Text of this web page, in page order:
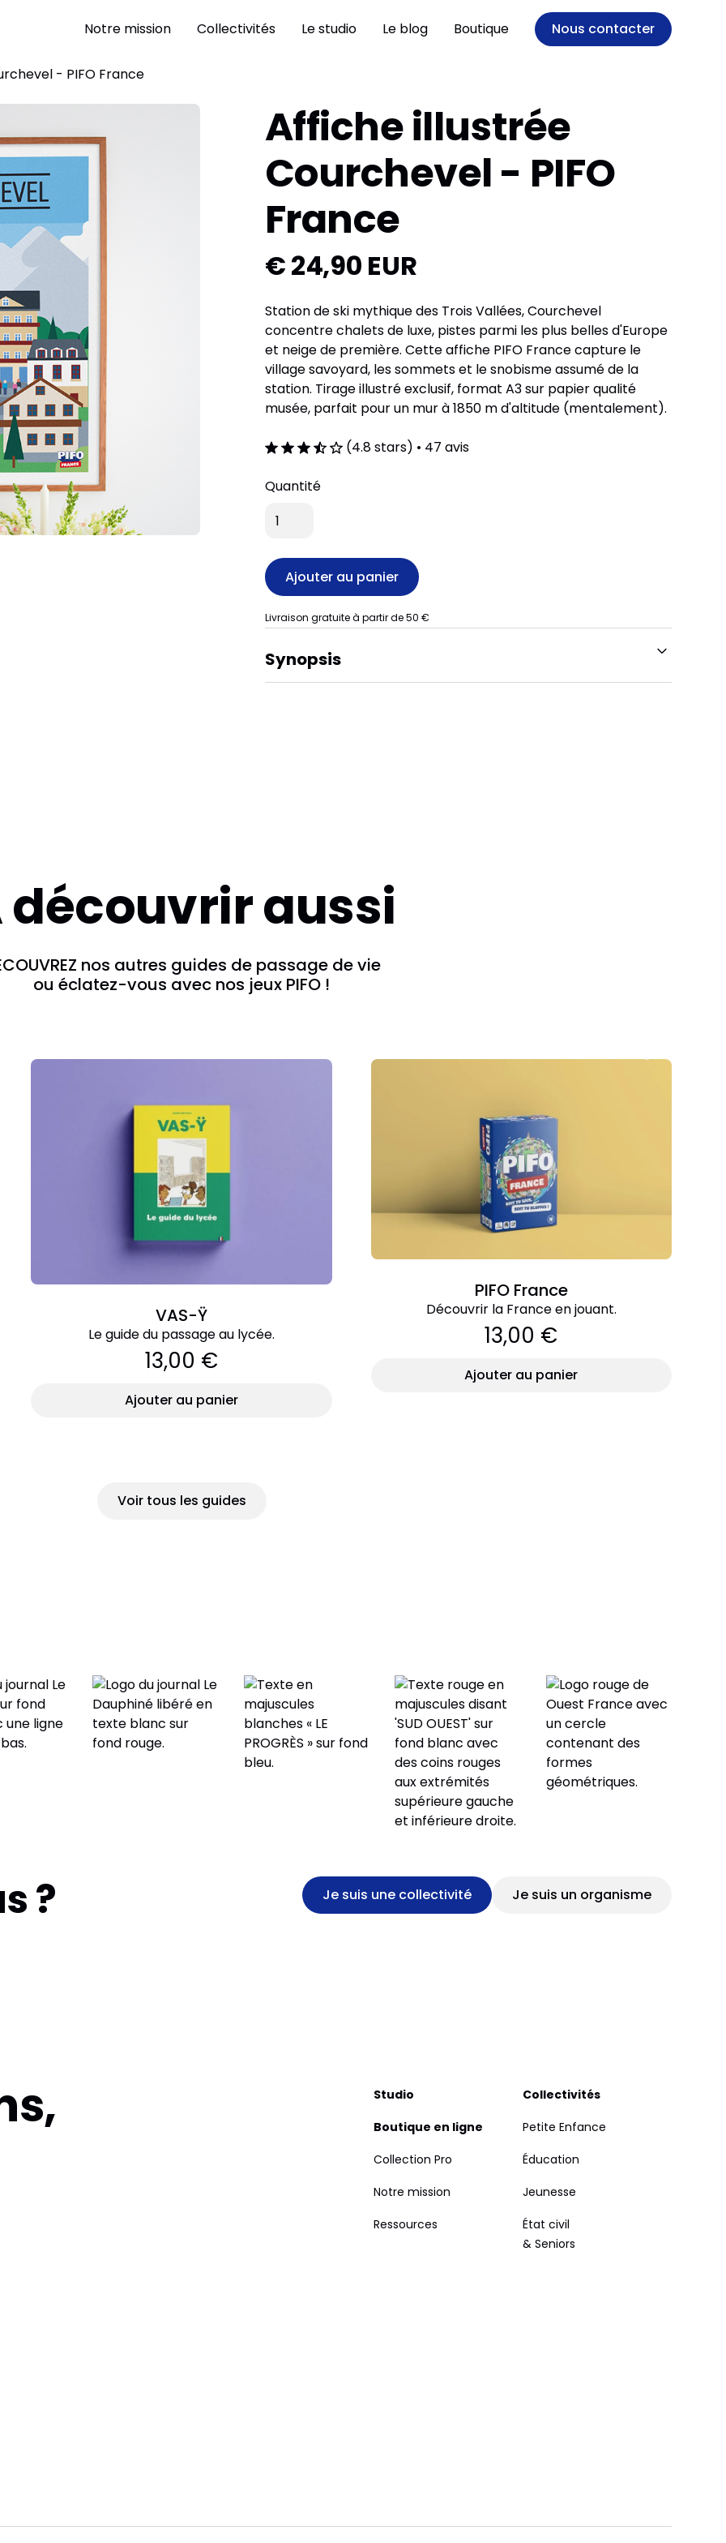
Notre mission Collectivités Le studio Le blog Boutique Nous contacter
- PIFO France
Affiche illustrée
Courchevel - PIFO
France
€ 24,90 EUR
Station de ski mythique des Trois Vallées, Courchevel
concentre chalets de luxe, pistes parmi les plus belles d'Europe
et neige de première. Cette affiche PIFO France capture le
village savoyard, les sommets et le snobisme assumé de la
station. Tirage illustré exclusif, format A3 sur papier qualité
musée, parfait pour un mur à 1850 m d'altitude (mentalement).
(4.8 stars) • 47 avis
Quantité
Livraison gratuite à partir de 50 €
Synopsis
découvrir aussi
nos autres guides de passage de vie
ou éclatez-vous avec nos jeux PIFO !
VAS-Ÿ
Le guide du passage au lycée.
13,00 €
Ajouter au panier
PIFO France
Découvrir la France en jouant.
13,00 €
Ajouter au panier
Voir tous les guides
? Je suis une collectivité Je suis un organisme
Studio
Boutique en ligne
Collection Pro
Notre mission
Ressources
Collectivités
Petite Enfance
Éducation
Jeunesse
État civil
& Seniors